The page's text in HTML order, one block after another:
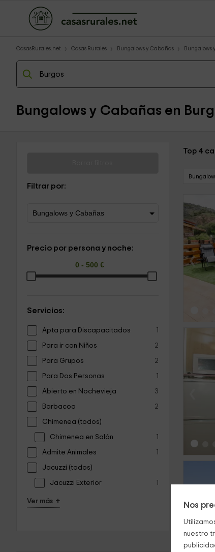
Nos
nuestro
CasasRurales.net Casas Rurales Bungalows y Cabañas Bungalows
Bungalows y Cabañas en
Filtrar por:
Precio por persona y noche:
Servicios:
Apta para Discapacitados 1
Para ir con Niños 2
Para Grupos 2
Para Dos Personas 1
Abierto en Nochevieja 3
Barbacoa 2
Chimenea (todos)
Chimenea en Salón 1
Admite Animales 1
Jacuzzi (todos)
Jacuzzi Exterior 1
Ver más +
Top 4
‹
‹